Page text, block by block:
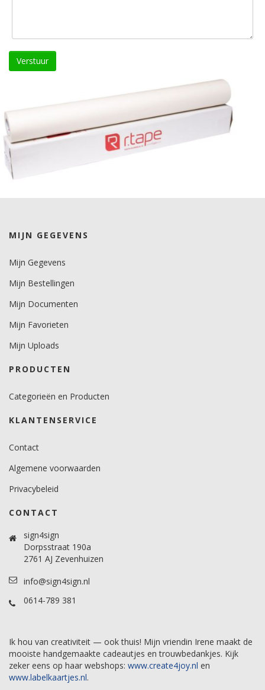
Verstuur
MIJN GEGEVENS
Mijn Gegevens
Mijn Bestellingen
Mijn Documenten
Mijn Favorieten
Mijn Uploads
PRODUCTEN
Categorieën en Producten
KLANTENSERVICE
Contact
Algemene voorwaarden
Privacybeleid
CONTACT
sign4sign
Dorpsstraat 190a
2761 AJ Zevenhuizen
info@sign4sign.nl
0614-789 381
Ik hou van creativiteit — ook thuis! Mijn vriendin Irene maakt de
mooiste handgemaakte cadeautjes en trouwbedankjes. Kijk
zeker eens op haar webshops: www.create4joy.nl en
www.labelkaartjes.nl.